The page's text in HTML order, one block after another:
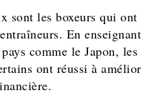
sont les boxeurs qui
En
comme le Japon,
ont réussi à